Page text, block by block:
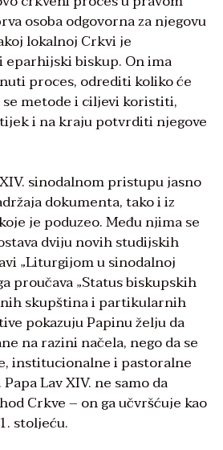
osoba odgovorna za njegovu
lokalnoj Crkvi je
eparhijski biskup. On ima
proces, odrediti koliko će
metode i ciljevi koristiti,
i na kraju potvrditi njegove
sinodalnom pristupu jasno
dokumenta, tako i iz
je poduzeo. Među njima se
dviju novih studijskih
„Liturgijom u sinodalnoj
proučava „Status biskupskih
skupština i partikularnih
pokazuju Papinu želju da
na razini načela, nego da se
institucionalne i pastoralne
Lav XIV. ne samo da
Crkve – on ga učvršćuje kao
stoljeću.